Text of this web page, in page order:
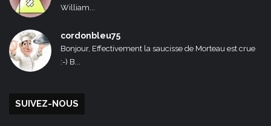
William...
cordonbleu75
Bonjour, Effectivement la saucisse de Morteau est crue
:-) B...
SUIVEZ-NOUS